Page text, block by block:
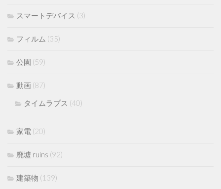
スマートデバイス (3)
フィルム (35)
公園 (59)
動画 (87)
タイムラプス (40)
家電 (20)
廃墟 ruins (92)
建築物 (139)